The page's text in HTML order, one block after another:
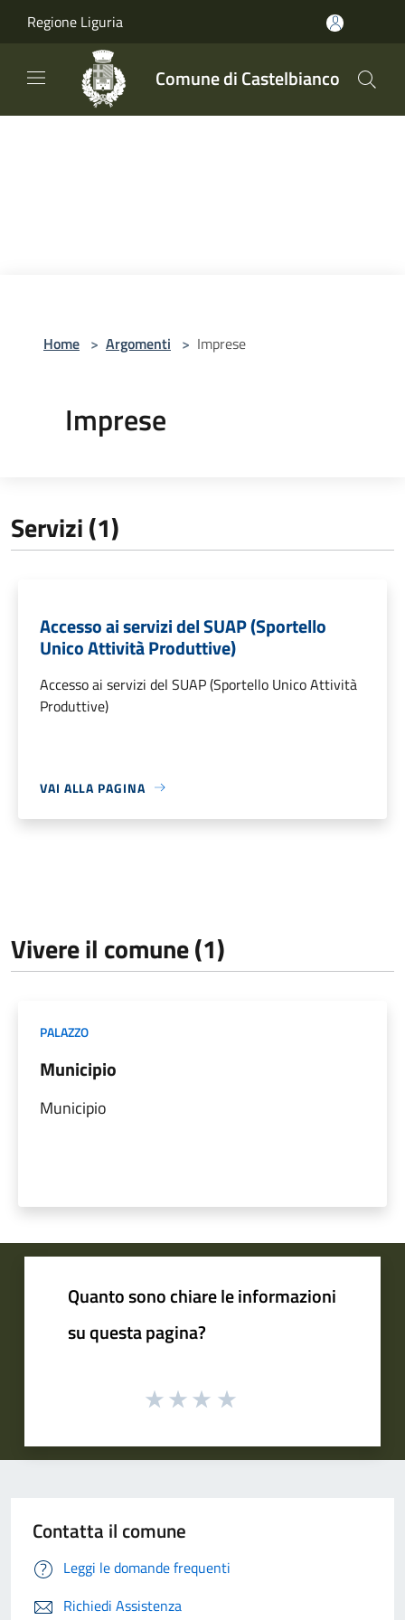
Regione Liguria
Comune di Castelbianco
Home > Argomenti > Imprese
Imprese
Servizi (1)
Accesso ai servizi del SUAP (Sportello
Unico Attività Produttive)
Accesso ai servizi del SUAP (Sportello Unico Attività
Produttive)
VAI ALLA PAGINA
Vivere il comune (1)
PALAZZO
Municipio
Municipio
Quanto sono chiare le informazioni
su questa pagina?
Contatta il comune
Leggi le domande frequenti
Richiedi Assistenza